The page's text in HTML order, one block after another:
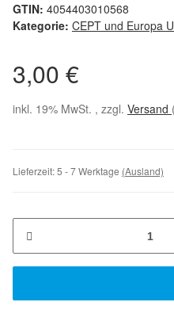
GTIN: 4054403010568
Kategorie: CEPT und Europa
3,00 €
inkl. 19% MwSt. , zzgl. Versand
Lieferzeit:5 - 7 Werktage (Ausland)